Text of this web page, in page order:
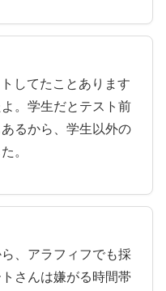
してたことあります
。学生だとテスト前
るから、学生以外の
。
、アラフィフでも採
さんは嫌がる時間帯